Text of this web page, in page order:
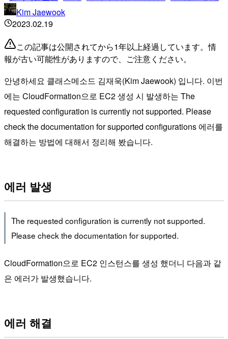
Kim Jaewook
2023.02.19
この記事は公開されてから1年以上経過しています。情
報が古い可能性がありますので、ご注意ください。
안녕하세요 클래스메소드 김재욱(Kim Jaewook) 입니다. 이번
에는 CloudFormation으로 EC2 생성 시 발생하는 The
requested configuration is currently not supported. Please
check the documentation for supported configurations 에러를
해결하는 방법에 대해서 정리해 봤습니다.
에러 발생
The requested configuration is currently not supported.
Please check the documentation for supported.
CloudFormation으로 EC2 인스턴스를 생성 했더니 다음과 같
은 에러가 발생했습니다.
에러 해결